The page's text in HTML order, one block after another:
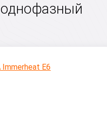
однофазный